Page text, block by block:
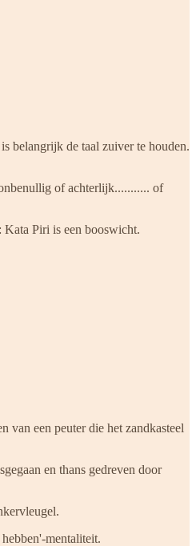
belangrijk de taal zuiver te houden.
of achterlijk........... of
Kata Piri is een booswicht.
van een peuter die het zandkasteel
en thans gedreven door
mentaliteit.